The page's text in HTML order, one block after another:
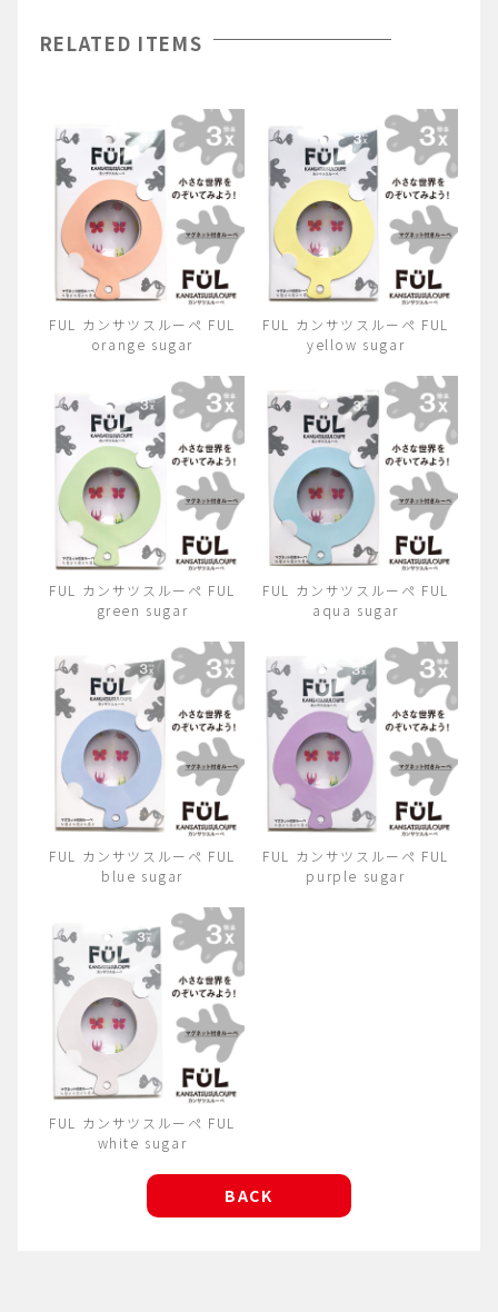
RELATED ITEMS
FUL カンサツスルーペ FUL
orange sugar
FUL カンサツスルーペ FUL
yellow sugar
FUL カンサツスルーペ FUL
green sugar
FUL カンサツスルーペ FUL
aqua sugar
FUL カンサツスルーペ FUL
blue sugar
FUL カンサツスルーペ FUL
purple sugar
FUL カンサツスルーペ FUL
white sugar
BACK